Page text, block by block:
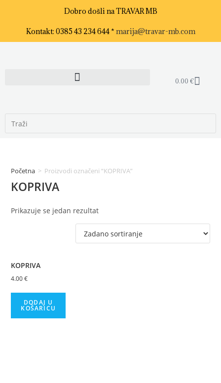
Dobro došli na TRAVAR MB
Kontakt: 0385 43 234 644 * marija@travar-mb.com
0.00€
Početna > Proizvodi označeni “KOPRIVA”
KOPRIVA
Prikazuje se jedan rezultat
KOPRIVA
4.00€
DODAJ U
KOŠARICU